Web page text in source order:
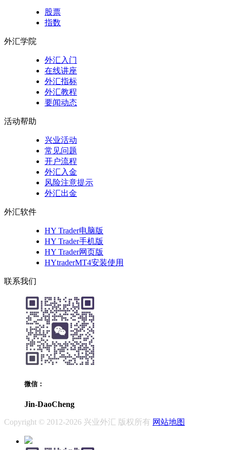
股票
指数
外汇学院
外汇入门
在线讲座
外汇指标
外汇教程
要闻动态
活动帮助
兴业活动
常见问题
开户流程
外汇入金
风险注意提示
外汇出金
外汇软件
HY Trader电脑版
HY Trader手机版
HY Trader网页版
HYtraderMT4安装使用
联系我们
微信：
Jin-DaoCheng
Copyright © 2012-2026 兴业外汇 版权所有 网站地图